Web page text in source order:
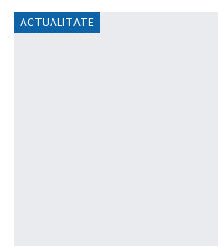
ACTUALITATE